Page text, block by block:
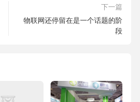
下一篇
物联网还停留在是一个话题的阶
段